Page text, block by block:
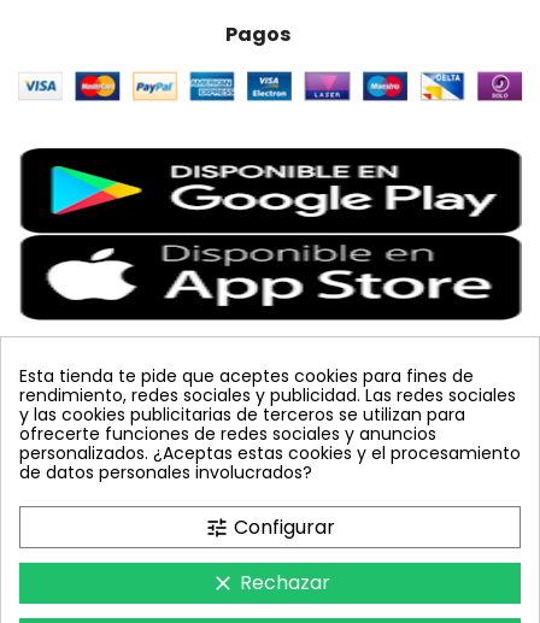
Pagos
Etiquetas Populares
colmena vacuna arbol planta
placa
bombus terrestris
mosquero feromona
mariquita
amarillo sin carnet
inyecciones tronco
trampa cromática JED
tuta absoluta
lucha integrada polillero
Esta tienda te pide que aceptes cookies para fines de
rendimiento, redes sociales y publicidad. Las redes sociales
y las cookies publicitarias de terceros se utilizan para
ofrecerte funciones de redes sociales y anuncios
personalizados. ¿Aceptas estas cookies y el procesamiento
de datos personales involucrados?
tune Configurar
clear Rechazar